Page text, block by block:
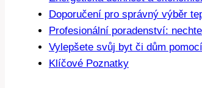
Doporučení pro správný výběr
Profesionální poradenství:
Vylepšete svůj byt či dům
Klíčové Poznatky